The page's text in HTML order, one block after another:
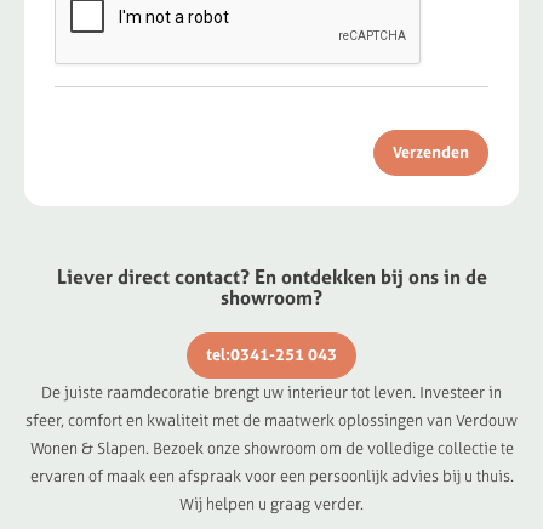
Verzenden
Liever direct contact? En ontdekken bij ons in de
showroom?
tel:0341-251 043
De juiste raamdecoratie brengt uw interieur tot leven. Investeer in
sfeer, comfort en kwaliteit met de maatwerk oplossingen van Verdouw
Wonen & Slapen. Bezoek onze showroom om de volledige collectie te
ervaren of maak een afspraak voor een persoonlijk advies bij u thuis.
Wij helpen u graag verder.